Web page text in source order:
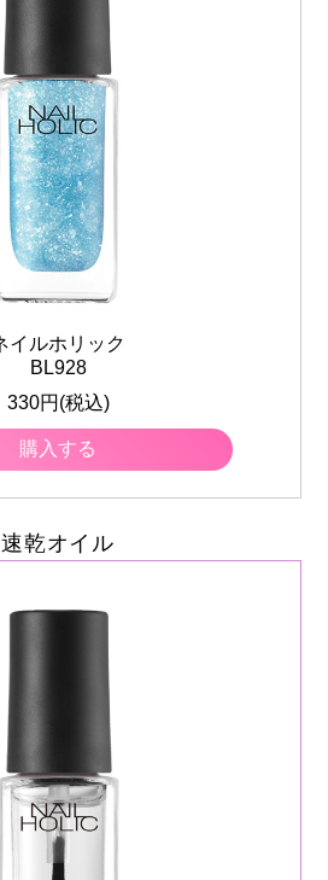
イルホリック
BL928
330円(税込)
購入する
速乾オイル